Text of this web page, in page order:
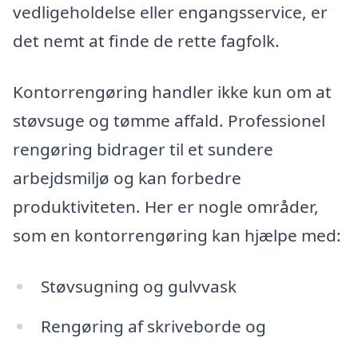
vedligeholdelse eller engangsservice, er
det nemt at finde de rette fagfolk.
Kontorrengøring handler ikke kun om at
støvsuge og tømme affald. Professionel
rengøring bidrager til et sundere
arbejdsmiljø og kan forbedre
produktiviteten. Her er nogle områder,
som en kontorrengøring kan hjælpe med:
Støvsugning og gulvvask
Rengøring af skriveborde og